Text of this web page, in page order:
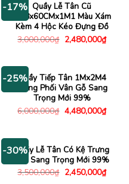
-17% Quầy Lễ Tân Cũ
1M8x60CMx1M1 Màu Xám
Kèm 4 Hộc Kéo Đựng Đồ
3,000,000₫ Giá
gốc
2,480,000₫Giá
hiện
-25%Quầy Tiếp Tân 1Mx2M4
Trắng Phối Vân Gỗ Sang
Trọng Mới 99%
6,000,000₫ Giá
gốc
4,480,000₫Giá
hiện
-30%Quầy Lễ Tân Có Kệ Trưng
Bày Sang Trọng Mới 99%
3,500,000₫ Giá
gốc
2,450,000₫Giá
hiện